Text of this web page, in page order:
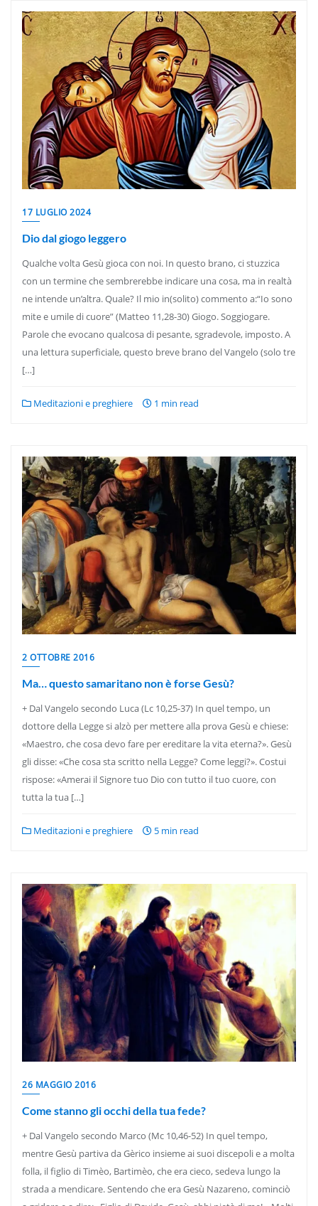
17 LUGLIO 2024
Dio dal giogo leggero
Qualche volta Gesù gioca con noi. In questo brano, ci stuzzica
con un termine che sembrerebbe indicare una cosa, ma in realtà
ne intende un’altra. Quale? Il mio in(solito) commento a:“Io sono
mite e umile di cuore” (Matteo 11,28-30) Giogo. Soggiogare.
Parole che evocano qualcosa di pesante, sgradevole, imposto. A
una lettura superficiale, questo breve brano del Vangelo (solo tre
[…]
Meditazioni e preghiere 1 min read
2 OTTOBRE 2016
Ma… questo samaritano non è forse Gesù?
+ Dal Vangelo secondo Luca (Lc 10,25-37) In quel tempo, un
dottore della Legge si alzò per mettere alla prova Gesù e chiese:
«Maestro, che cosa devo fare per ereditare la vita eterna?». Gesù
gli disse: «Che cosa sta scritto nella Legge? Come leggi?». Costui
rispose: «Amerai il Signore tuo Dio con tutto il tuo cuore, con
tutta la tua […]
Meditazioni e preghiere 5 min read
26 MAGGIO 2016
Come stanno gli occhi della tua fede?
+ Dal Vangelo secondo Marco (Mc 10,46-52) In quel tempo,
mentre Gesù partiva da Gèrico insieme ai suoi discepoli e a molta
folla, il figlio di Timèo, Bartimèo, che era cieco, sedeva lungo la
strada a mendicare. Sentendo che era Gesù Nazareno, cominciò